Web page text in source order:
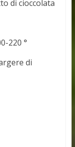
di cioccolata
220 °
di